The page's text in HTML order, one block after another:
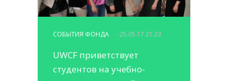
СОБЫТИЯ ФОНДА - 25.05.17 21:23
UWCF приветствует
студентов на учебно-